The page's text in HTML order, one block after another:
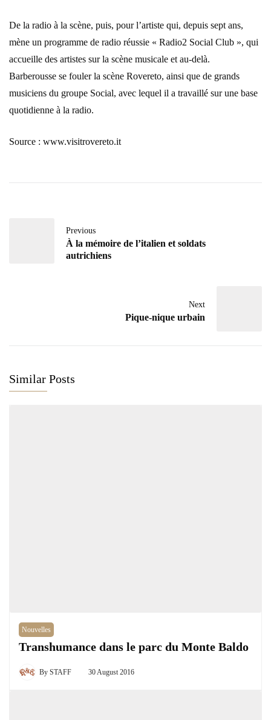
De la radio à la scène, puis, pour l’artiste qui, depuis sept ans,
mène un programme de radio réussie « Radio2 Social Club », qui
accueille des artistes sur la scène musicale et au-delà.
Barberousse se fouler la scène Rovereto, ainsi que de grands
musiciens du groupe Social, avec lequel il a travaillé sur une base
quotidienne à la radio.
Source : www.visitrovereto.it
Previous
À la mémoire de l’italien et soldats
autrichiens
Next
Pique-nique urbain
Similar Posts
Nouvelles
Transhumance dans le parc du Monte Baldo
By STAFF 30 August 2016